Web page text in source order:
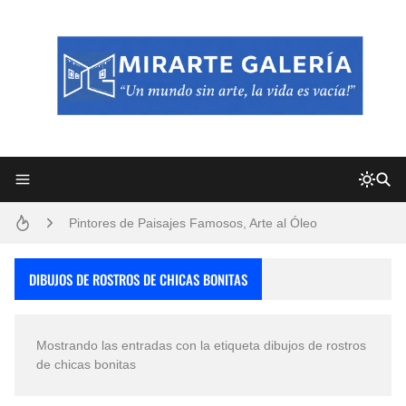
Pintores de Paisajes Famosos, Arte al Óleo
DIBUJOS DE ROSTROS DE CHICAS BONITAS
Mostrando las entradas con la etiqueta dibujos de rostros
de chicas bonitas